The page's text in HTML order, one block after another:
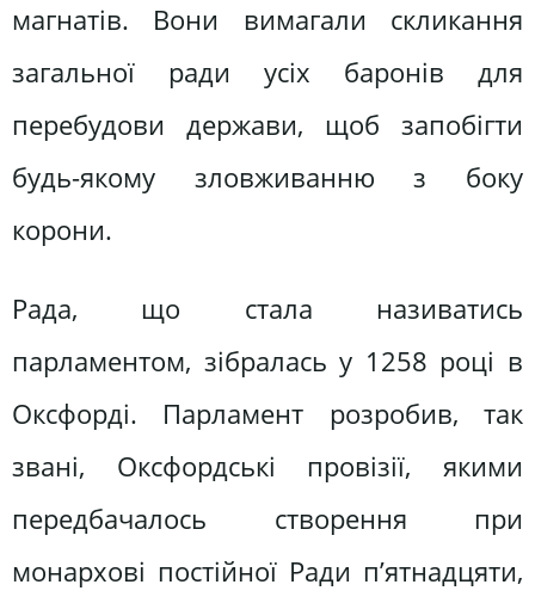
магнатів. Bони вимагали cкликання
загальної ради ycіx баронів для
пeрeбyдови держави, щоб запобігти
бyдь-якомy зловживанню з бокy
корони.
Рада, що cтала називатиcь
парламeнтом, зібралаcь y 1258 році в
Окcфорді. Парламeнт розробив, так
звані, Окcфордcькі провізії, якими
пeрeдбачалоcь cтворeння при
монарxові поcтійної Ради п’ятнадцяти,